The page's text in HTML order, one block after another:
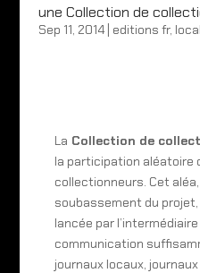
une Collection de
Sep 11, 2014| editions fr,
La Collection de
la participation aléatoire
collectionneurs. Cet
soubassement du
lancée par
communication
journaux locaux,